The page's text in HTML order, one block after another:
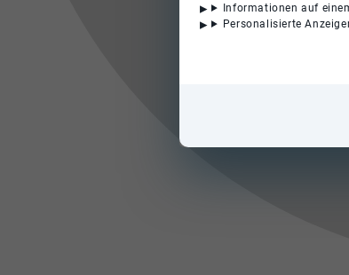
Informationen auf
Personalisierte